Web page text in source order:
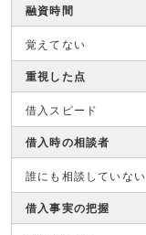
融資時間
覚えてない
重視した点
借入スピード
借入時の相談者
誰にも相談していない
借入事実の把握